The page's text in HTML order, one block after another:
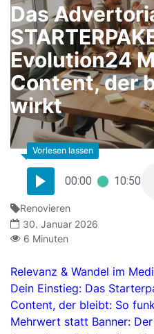
Das
Evolution24
Content, der
wirkt
00:00 10:50
Renovieren
30. Januar 2026
6 Minuten
Relevanz & Wandel im
Dein Einstieg: Das
Content, der bleibt: So
Mehrwert statt Banner: